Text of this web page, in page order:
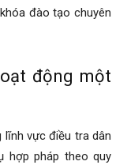
đào tạo chuyên
động một
vực điều tra dân
hợp pháp theo quy